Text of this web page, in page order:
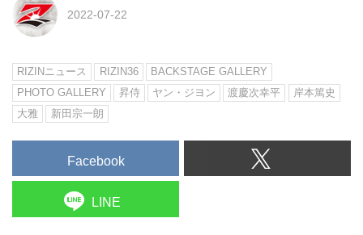
2022-07-22
RIZINニュース RIZIN36
BACKSTAGE GALLERY
PHOTO GALLERY
昇侍 ヤン・ジヨン 渡慶次幸平
岸本篤史
大雅
新田宗一朗
Facebook
LINE